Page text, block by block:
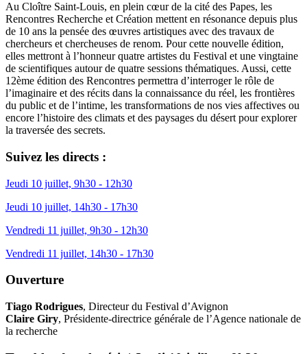
Au Cloître Saint-Louis, en plein cœur de la cité des Papes, les
Rencontres Recherche et Création mettent en résonance depuis plus
de 10 ans la pensée des œuvres artistiques avec des travaux de
chercheurs et chercheuses de renom. Pour cette nouvelle édition,
elles mettront à l’honneur quatre artistes du Festival et une vingtaine
de scientifiques autour de quatre sessions thématiques. Aussi, cette
12ème édition des Rencontres permettra d’interroger le rôle de
l’imaginaire et des récits dans la connaissance du réel, les frontières
du public et de l’intime, les transformations de nos vies affectives ou
encore l’histoire des climats et des paysages du désert pour explorer
la traversée des secrets.
Suivez les directs :
Jeudi 10 juillet, 9h30 - 12h30
Jeudi 10 juillet, 14h30 - 17h30
Vendredi 11 juillet, 9h30 - 12h30
Vendredi 11 juillet, 14h30 - 17h30
Ouverture
Tiago Rodrigues, Directeur du Festival d’Avignon
Claire Giry, Présidente-directrice générale de l’Agence nationale de
la recherche